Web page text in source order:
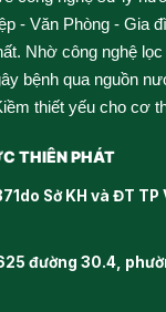
- Văn Phòng - Gia
Nhờ công nghệ
bệnh qua nguồn
thiết yếu cho cơ
THIÊN PHÁT
Sở KH và ĐT TP
đường 30.4,